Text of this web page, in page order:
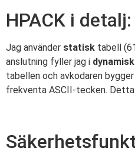
HPACK i
Jag använder statisk tabell
anslutning fyller jag i dynamisk
tabellen och avkodaren
frekventa ASCII-tecken. Detta